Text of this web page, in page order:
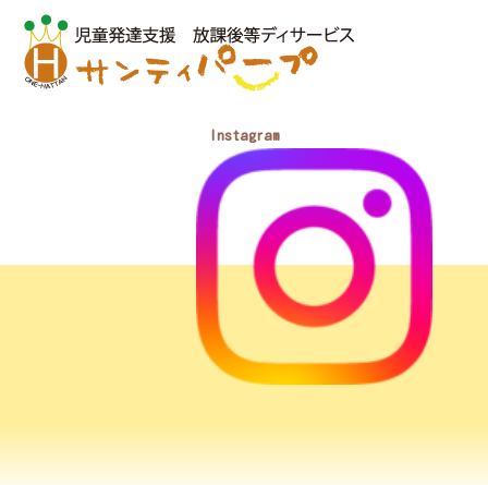
Instagram